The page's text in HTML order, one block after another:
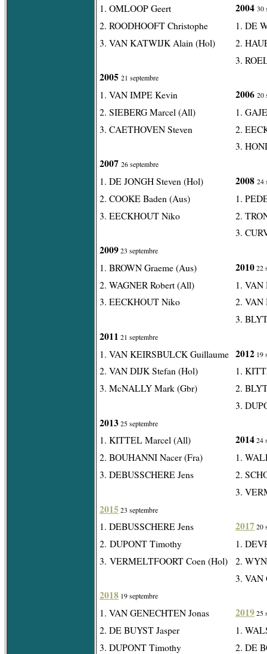
1. OMLOOP Geert
2. ROODHOOFT Christophe
3. VAN KATWIJK Alain (Hol)
2005 21 septembre
1. VAN IMPE Kevin
2. SIEBERG Marcel (All)
3. CAETHOVEN Steven
2007 26 septembre
1. DE JONGH Steven (Hol)
2. COOKE Baden (Aus)
3. EECKHOUT Niko
2009 23 septembre
1. BROWN Graeme (Aus)
2. WAGNER Robert (All)
3. EECKHOUT Niko
2011 21 septembre
1. VAN KEIRSBULCK Guillaume
2. VAN DIJK Stefan (Hol)
3. McNALLY Mark (Gbr)
2013 25 septembre
1. KITTEL Marcel (All)
2. BOUHANNI Nacer (Fra)
3. DEBUSSCHERE Jens
2015 23 septembre
1. DEBUSSCHERE Jens
2. DUPONT Timothy
3. VERMELTFOORT Coen (Hol)
2018 19 septembre
1. VAN GENECHTEN Jonas
2. DE BUYST Jasper
3. DUPONT Timothy
2004 30
1. DE
2.
3.
2006 20
1.
2.
3.
2008 24
1.
2.
3.
2010 22
1. VAN
2. VAN
3.
2012 19
1.
2.
3.
2014 24
1.
2.
3.
2017 20
1.
2.
3. VAN
2019 25
1.
2. DE